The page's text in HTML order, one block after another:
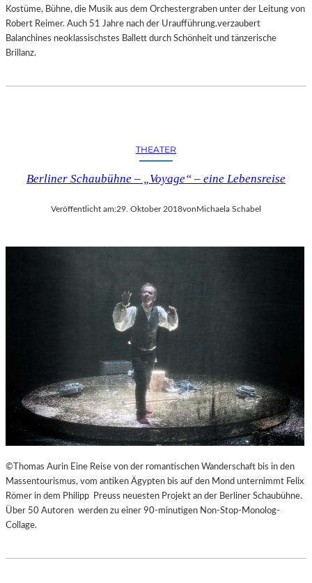
Kostüme, Bühne, die Musik aus dem Orchestergraben unter der Leitung von
Robert Reimer. Auch 51 Jahre nach der Uraufführung.verzaubert
Balanchines neoklassischstes Ballett durch Schönheit und tänzerische
Brillanz.
THEATER
Berliner Schaubühne – „Voyage“ – eine Lebensreise
Veröffentlicht am:29. Oktober 2018vonMichaela Schabel
©Thomas Aurin Eine Reise von der romantischen Wanderschaft bis in den
Massentourismus, vom antiken Ägypten bis auf den Mond unternimmt Felix
Römer in dem Philipp Preuss neuesten Projekt an der Berliner Schaubühne.
Über 50 Autoren werden zu einer 90-minutigen Non-Stop-Monolog-
Collage.